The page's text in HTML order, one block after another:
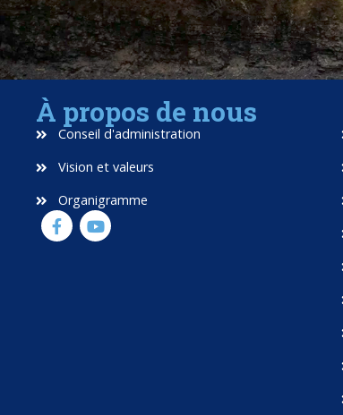
À propos de nous
Conseil d'administration
Vision et valeurs
Organigramme